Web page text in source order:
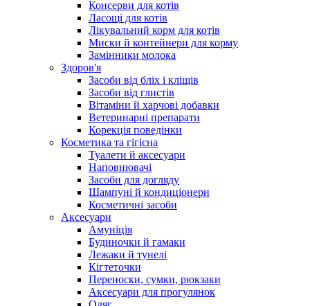
Консерви для котів
Ласощі для котів
Лікувальний корм для котів
Миски й контейнери для корму
Замінники молока
Здоров'я
Засоби від бліх і кліщів
Засоби від глистів
Вітаміни й харчові добавки
Ветеринарні препарати
Корекція поведінки
Косметика та гігієна
Туалети й аксесуари
Наповнювачі
Засоби для догляду
Шампуні й кондиціонери
Косметичні засоби
Аксесуари
Амуніція
Будиночки й гамаки
Лежаки й тунелі
Кігтеточки
Переноски, сумки, рюкзаки
Аксесуари для прогулянок